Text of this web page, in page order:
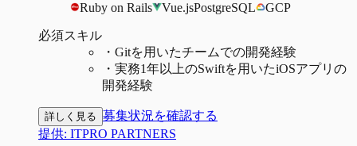
Ruby on Rails Vue.jsPostgreSQL GCP
必須スキル
・ Gitを用いたチームでの開発経験
・ 実務1年以上のSwiftを用いたiOSアプリの
開発経験
詳しく見る 募集状況を確認する
提供: ITPRO PARTNERS